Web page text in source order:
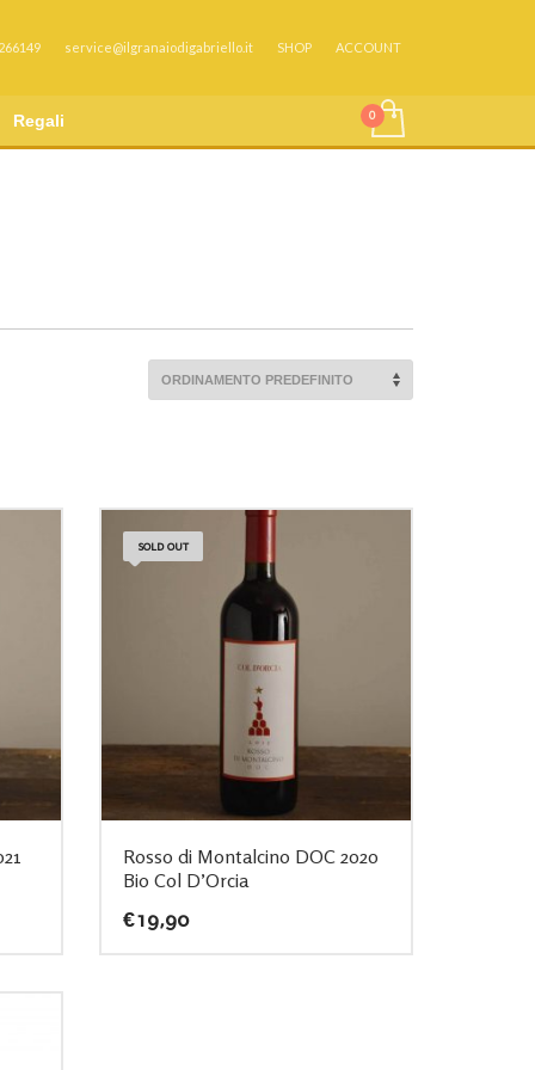
service@ilgranaiodigabriello.it SHOP ACCOUNT
Regali
SOLD OUT
Rosso di Montalcino DOC 2020
Bio Col D’Orcia
€19,90